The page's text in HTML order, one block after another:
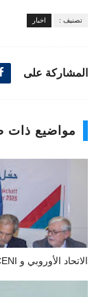
تصنيف : اخبار
المشاركة على
مواضيع ذات
الاتحاد الأوروبي و CENI يوقعان مذكرة تفاهم